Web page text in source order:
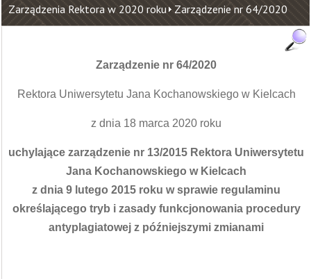
Zarządzenia Rektora w 2020 roku Zarządzenie nr 64/2020
Zarządzenie nr 64/2020
Rektora Uniwersytetu Jana Kochanowskiego w Kielcach
z dnia 18 marca 2020 roku
uchylające zarządzenie nr 13/2015 Rektora Uniwersytetu
Jana Kochanowskiego w Kielcach
z dnia 9 lutego 2015 roku w sprawie regulaminu
określającego tryb i zasady funkcjonowania procedury
antyplagiatowej z późniejszymi zmianami